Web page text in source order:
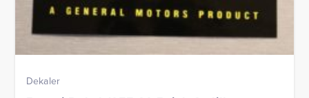
Dekaler